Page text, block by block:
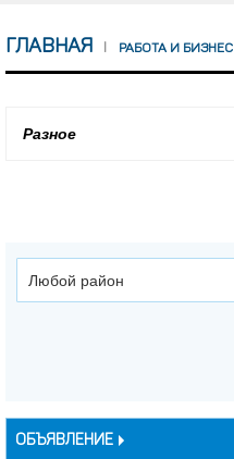
ГЛАВНАЯ РАБОТА И БИЗНЕС
Разное
Любой район
ОБЪЯВЛЕНИЕ